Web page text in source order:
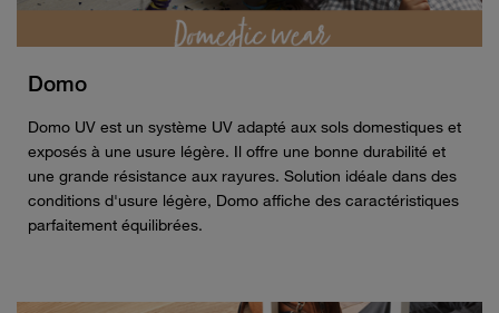
Domo
Domo UV est un système UV adapté aux sols domestiques et
exposés à une usure légère. Il offre une bonne durabilité et
une grande résistance aux rayures. Solution idéale dans des
conditions d'usure légère, Domo affiche des caractéristiques
parfaitement équilibrées.